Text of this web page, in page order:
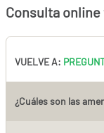
Consulta
VUELVE A:
¿Cuáles son las